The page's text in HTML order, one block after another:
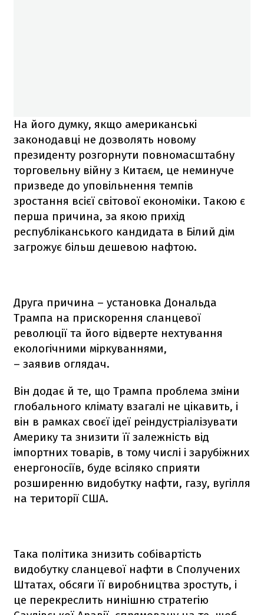
На його думку, якщо американські
законодавці не дозволять новому
президенту розгорнути повномасштабну
торговельну війну з Китаєм, це неминуче
призведе до уповільнення темпів
зростання всієї світової економіки. Такою є
перша причина, за якою прихід
республіканського кандидата в Білий дім
загрожує більш дешевою нафтою.
Друга причина – установка Дональда
Трампа на прискорення сланцевої
революції та його відверте нехтування
екологічними міркуваннями,
– заявив оглядач.
Він додає й те, що Трампа проблема зміни
глобального клімату взагалі не цікавить, і
він в рамках своєї ідеї реіндустріалізувати
Америку та знизити її залежність від
імпортних товарів, в тому числі і зарубіжних
енергоносіїв, буде всіляко сприяти
розширенню видобутку нафти, газу, вугілля
на території США.
Така політика знизить собівартість
видобутку сланцевої нафти в Сполучених
Штатах, обсяги її виробництва зростуть, і
це перекреслить нинішню стратегію